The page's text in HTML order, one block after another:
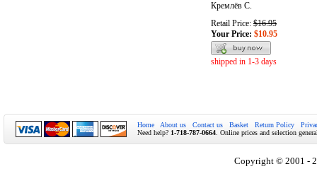
Кремлёв С.
Retail Price: $16.95
Your Price: $10.95
shipped in 1-3 days
Home About us Contact us Basket Return Policy
Need help? 1-718-787-0664 . Online prices and selection
Copyright © 2001 -